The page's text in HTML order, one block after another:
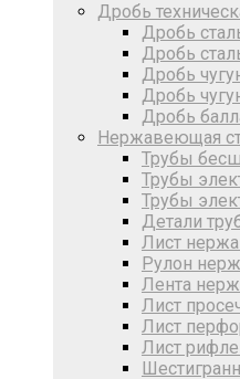
Дробь
Дробь
Дробь
Дробь
Дробь
Дробь
Нержавеющая
Трубы
Трубы
Трубы
Детали
Лист
Рулон
Лента
Лист
Лист
Лист